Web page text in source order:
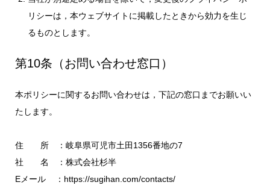
リシーは，本ウェブサイトに掲載したときから効力を生じ
るものとします。
第10条（お問い合わせ窓口）
本ポリシーに関するお問い合わせは，下記の窓口までお願いい
たします。
住 所 ：岐阜県可児市土田1356番地の7
社 名 ：株式会社杉半
Eメール ：https://sugihan.com/contacts/